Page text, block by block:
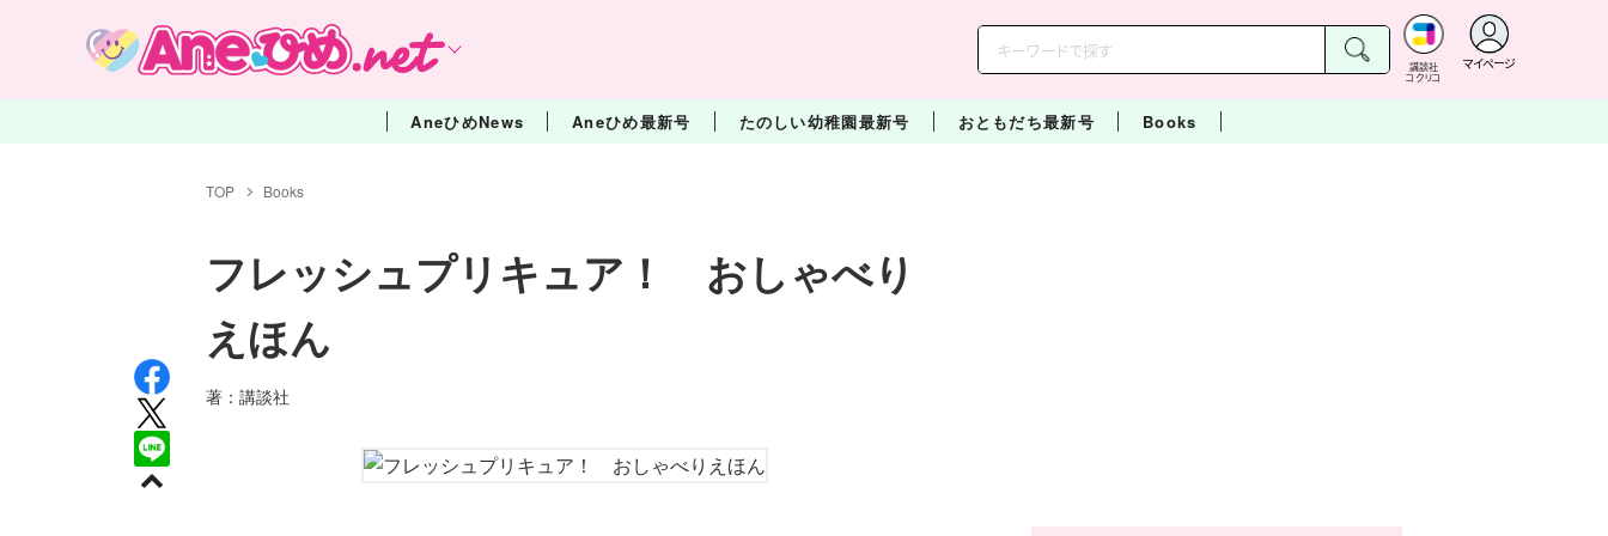
講談社
コクリコ
マイページ
AneひめNews Aneひめ最新号 たのしい幼稚園最新号 おともだち最新号 Books
TOP Books
フレッシュプリキュア！ おしゃべり
えほん
著：講談社